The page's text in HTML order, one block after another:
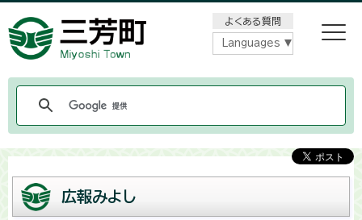
よくある質問
Languages
広報みよし